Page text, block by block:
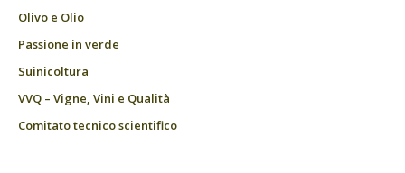
Olivo e Olio
Passione in verde
Suinicoltura
VVQ – Vigne, Vini e Qualità
Comitato tecnico scientifico